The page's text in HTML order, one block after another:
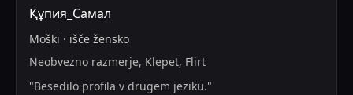
Құпия_Самал
Moški · išče žensko
Neobvezno razmerje, Klepet, Flirt
"Besedilo profila v drugem jeziku."